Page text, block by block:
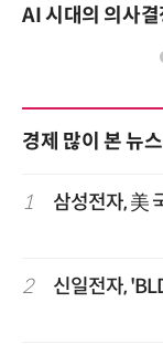
경제 많이 본 뉴스
1 삼성전자, 美
2 신일전자,